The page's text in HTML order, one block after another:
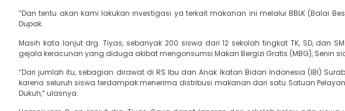
“Dan tentu akan kami lakukan investigasi ya terkait makanan ini melalui BBLK (Balai
Dupak.
Masih kata lanjut drg. Tiyas, sebanyak 200 siswa dari 12 sekolah tingkat TK, SD, dan
gejala keracunan yang diduga akibat mengonsumsi Makan Bergizi Gratis (MBG), Senin
“Dari jumlah itu, sebagian dirawat di RS Ibu dan Anak Ikatan Bidan Indonesia (IBI)
karena seluruh siswa terdampak menerima distribusi makanan dari satu Satuan
Dukuh,” ulasnya.